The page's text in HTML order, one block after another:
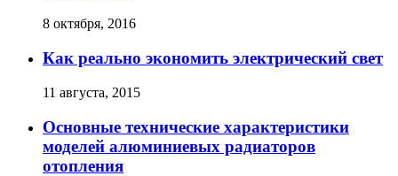
8 октября, 2016
Как реально экономить электрический свет
11 августа, 2015
Основные технические характеристики
моделей алюминиевых радиаторов
отопления